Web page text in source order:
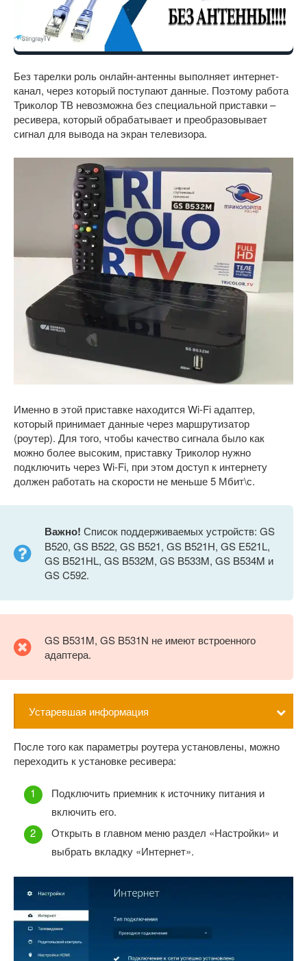
Без тарелки роль онлайн-антенны выполняет интернет-
канал, через который поступают данные. Поэтому работа
Триколор ТВ невозможна без специальной приставки –
ресивера, который обрабатывает и преобразовывает
сигнал для вывода на экран телевизора.
Именно в этой приставке находится Wi-Fi адаптер,
который принимает данные через маршрутизатор
(роутер). Для того, чтобы качество сигнала было как
можно более высоким, приставку Триколор нужно
подключить через Wi-Fi, при этом доступ к интернету
должен работать на скорости не меньше 5 Мбит\с.
Важно! Список поддерживаемых устройств: GS
B520, GS B522, GS B521, GS B521H, GS E521L,
GS B521HL, GS B532M, GS B533M, GS B534M и
GS C592.
GS B531M, GS B531N не имеют встроенного
адаптера.
Устаревшая информация
После того как параметры роутера установлены, можно
переходить к установке ресивера:
Подключить приемник к источнику питания и
включить его.
Открыть в главном меню раздел «Настройки» и
выбрать вкладку «Интернет».